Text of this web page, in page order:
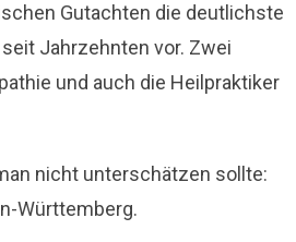
Gutachten die deutlichste
Jahrzehnten vor. Zwei
und auch die Heilpraktiker
nicht unterschätzen sollte:
Württemberg.